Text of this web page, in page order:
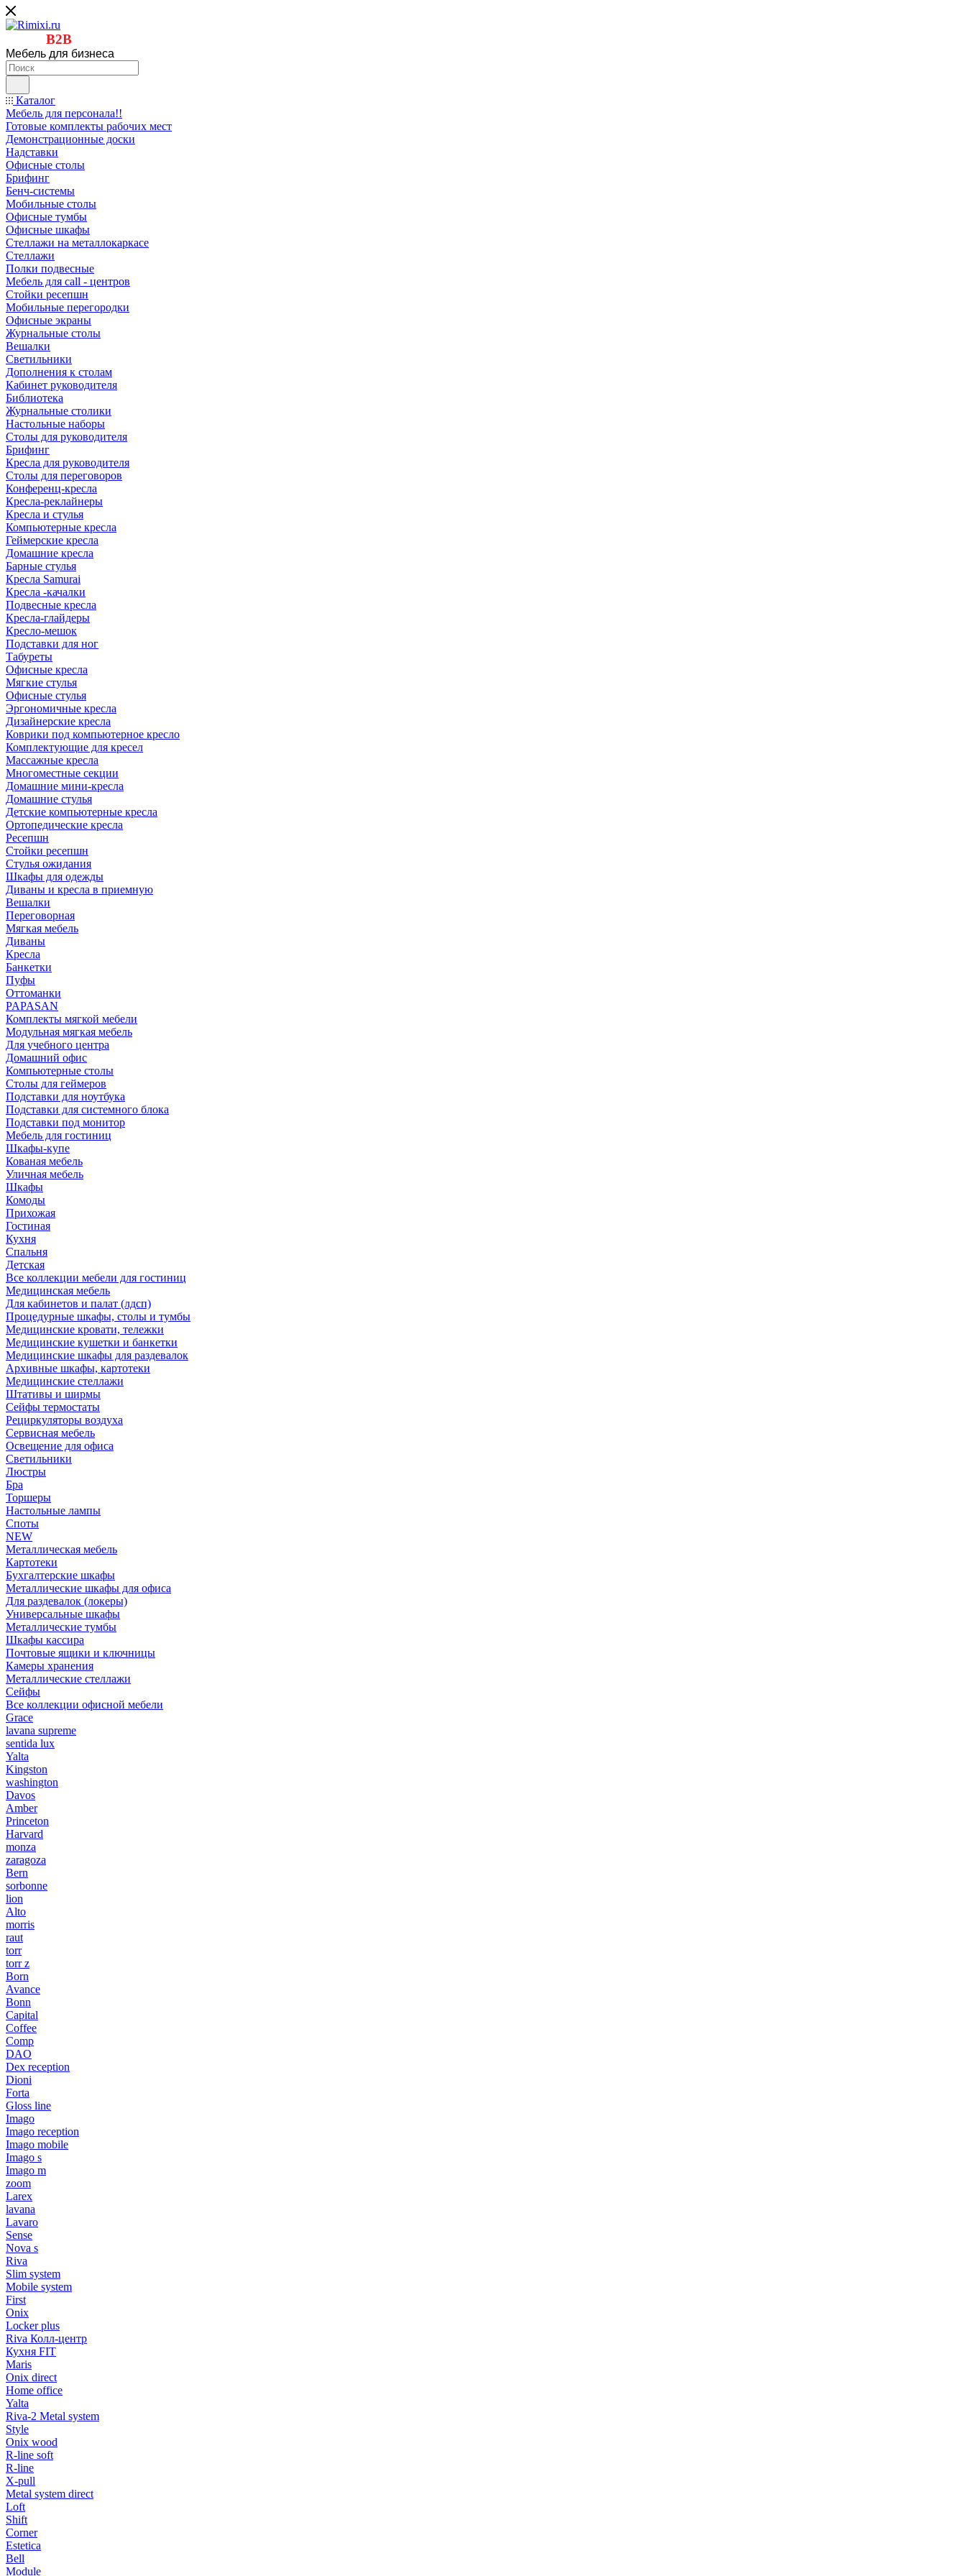
B2B
Мебель для бизнеса
Каталог
Мебель для персонала!!
Готовые комплекты рабочих мест
Демонстрационные доски
Надставки
Офисные столы
Брифинг
Бенч-системы
Мобильные столы
Офисные тумбы
Офисные шкафы
Стеллажи на металлокаркасе
Стеллажи
Полки подвесные
Мебель для call - центров
Стойки ресепшн
Мобильные перегородки
Офисные экраны
Журнальные столы
Вешалки
Светильники
Дополнения к столам
Кабинет руководителя
Библиотека
Журнальные столики
Настольные наборы
Столы для руководителя
Брифинг
Кресла для руководителя
Столы для переговоров
Конференц-кресла
Кресла-реклайнеры
Кресла и стулья
Компьютерные кресла
Геймерские кресла
Домашние кресла
Барные стулья
Кресла Samurai
Кресла -качалки
Подвесные кресла
Кресла-глайдеры
Кресло-мешок
Подставки для ног
Табуреты
Офисные кресла
Мягкие стулья
Офисные стулья
Эргономичные кресла
Дизайнерские кресла
Коврики под компьютерное кресло
Комплектующие для кресел
Массажные кресла
Многоместные секции
Домашние мини-кресла
Домашние стулья
Детские компьютерные кресла
Ортопедические кресла
Ресепшн
Стойки ресепшн
Стулья ожидания
Шкафы для одежды
Диваны и кресла в приемную
Вешалки
Переговорная
Мягкая мебель
Диваны
Кресла
Банкетки
Пуфы
Оттоманки
PAPASAN
Комплекты мягкой мебели
Модульная мягкая мебель
Для учебного центра
Домашний офис
Компьютерные столы
Столы для геймеров
Подставки для ноутбука
Подставки для системного блока
Подставки под монитор
Мебель для гостиниц
Шкафы-купе
Кованая мебель
Уличная мебель
Шкафы
Комоды
Прихожая
Гостиная
Кухня
Спальня
Детская
Все коллекции мебели для гостиниц
Медицинская мебель
Для кабинетов и палат (лдсп)
Процедурные шкафы, столы и тумбы
Медицинские кровати, тележки
Медицинские кушетки и банкетки
Медицинские шкафы для раздевалок
Архивные шкафы, картотеки
Медицинские стеллажи
Штативы и ширмы
Сейфы термостаты
Рециркуляторы воздуха
Сервисная мебель
Освещение для офиса
Светильники
Люстры
Бра
Торшеры
Настольные лампы
Споты
NEW
Металлическая мебель
Картотеки
Бухгалтерские шкафы
Металлические шкафы для офиса
Для раздевалок (локеры)
Универсальные шкафы
Металлические тумбы
Шкафы кассира
Почтовые ящики и ключницы
Камеры хранения
Металлические стеллажи
Сейфы
Все коллекции офисной мебели
Grace
lavana supreme
sentida lux
Yalta
Kingston
washington
Davos
Amber
Princeton
Harvard
monza
zaragoza
Bern
sorbonne
lion
Alto
morris
raut
torr
torr z
Born
Avance
Bonn
Capital
Coffee
Comp
DAO
Dex reception
Dioni
Forta
Gloss line
Imago
Imago reception
Imago mobile
Imago s
Imago m
zoom
Larex
lavana
Lavaro
Sense
Nova s
Riva
Slim system
Mobile system
First
Onix
Locker plus
Riva Колл-центр
Кухня FIT
Maris
Onix direct
Home office
Yalta
Riva-2 Metal system
Style
Onix wood
R-line soft
R-line
X-pull
Metal system direct
Loft
Shift
Corner
Estetica
Bell
Module